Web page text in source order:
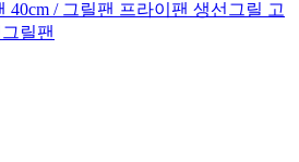
40cm / 그릴팬 프라이팬 생선그릴 고
릴팬